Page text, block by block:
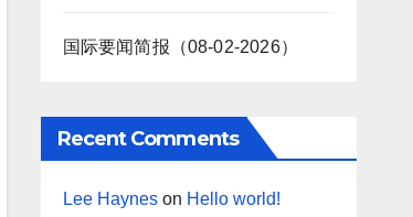
国际要闻简报（08-02-2026）
Recent Comments
Lee Hayneson Hello world!